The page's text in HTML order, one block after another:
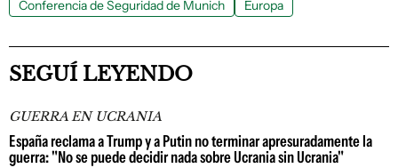
Conferencia de Seguridad de Munich Europa
SEGUÍ LEYENDO
GUERRA EN UCRANIA
España reclama a Trump y a Putin no terminar apresuradamente la
guerra: "No se puede decidir nada sobre Ucrania sin Ucrania"